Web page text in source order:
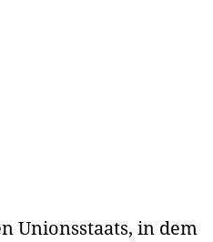
Unionsstaats, in dem